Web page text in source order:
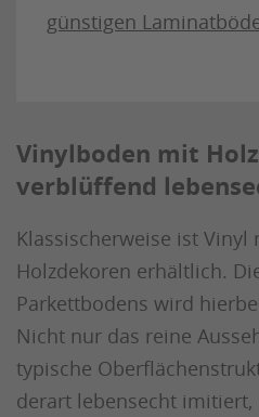
günstigen
Vinylboden mit
verblüffend
Klassischerweise ist Vinyl
Holzdekoren erhältlich.
Parkettbodens wird
Nicht nur das reine
typische
derart lebensecht imitiert,